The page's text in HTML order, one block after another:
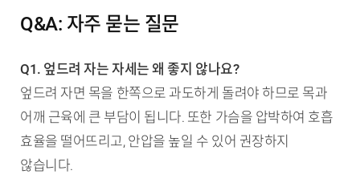
Q&A: 자주 묻는 질문
Q1. 엎드려 자는 자세는 왜 좋지 않나요?
엎드려 자면 목을 한쪽으로 과도하게 돌려야 하므로 목과
어깨 근육에 큰 부담이 됩니다. 또한 가슴을 압박하여 호흡
효율을 떨어뜨리고, 안압을 높일 수 있어 권장하지
않습니다.